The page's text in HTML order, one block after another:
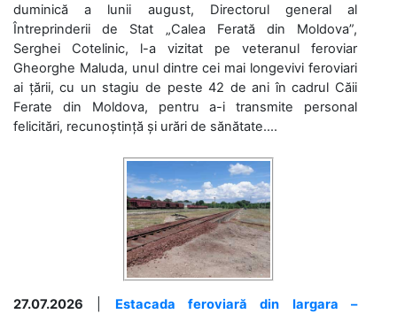
duminică a lunii august, Directorul general al
Întreprinderii de Stat „Calea Ferată din Moldova”,
Serghei Cotelinic, l-a vizitat pe veteranul feroviar
Gheorghe Maluda, unul dintre cei mai longevivi feroviari
ai țării, cu un stagiu de peste 42 de ani în cadrul Căii
Ferate din Moldova, pentru a-i transmite personal
felicitări, recunoștință și urări de sănătate....
27.07.2026
Estacada feroviară din Iargara –